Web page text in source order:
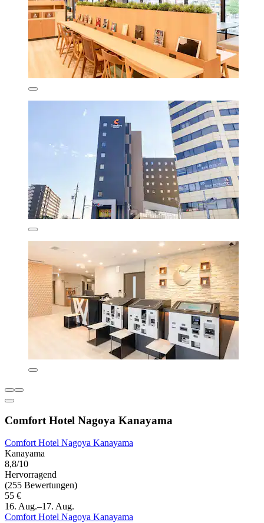
Comfort Hotel Nagoya Kanayama
Comfort Hotel Nagoya Kanayama
Kanayama
8,8/10
Hervorragend
(255 Bewertungen)
55 €
16. Aug.–17. Aug.
Comfort Hotel Nagoya Kanayama